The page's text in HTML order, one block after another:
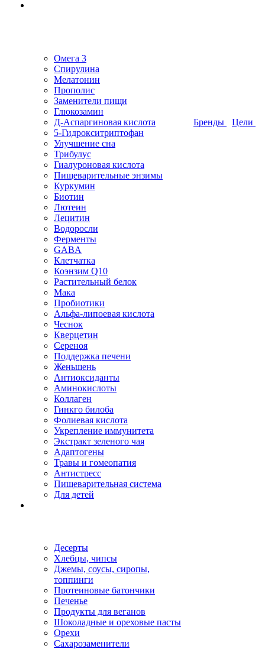
Омега 3
Спирулина
Мелатонин
Прополис
Заменители пищи
Глюкозамин
Д-Аспаргиновая кислота
5-Гидрокситриптофан
Улучшение сна
Трибулус
Гиалуроновая кислота
Пищеварительные энзимы
Куркумин
Биотин
Лютеин
Лецитин
Водоросли
Ферменты
GABA
Клетчатка
Коэнзим Q10
Растительный белок
Мака
Пробиотики
Альфа-липоевая кислота
Чеснок
Кверцетин
Сереноя
Поддержка печени
Женьшень
Антиоксиданты
Аминокислоты
Коллаген
Гинкго билоба
Фолиевая кислота
Укрепление иммунитета
Экстракт зеленого чая
Адаптогены
Травы и гомеопатия
Антистресс
Пищеварительная система
Для детей
Десерты
Хлебцы, чипсы
Джемы, соусы, сиропы,
топпинги
Протеиновые батончики
Печенье
Продукты для веганов
Шоколадные и ореховые пасты
Орехи
Сахарозаменители
Бренды Цели